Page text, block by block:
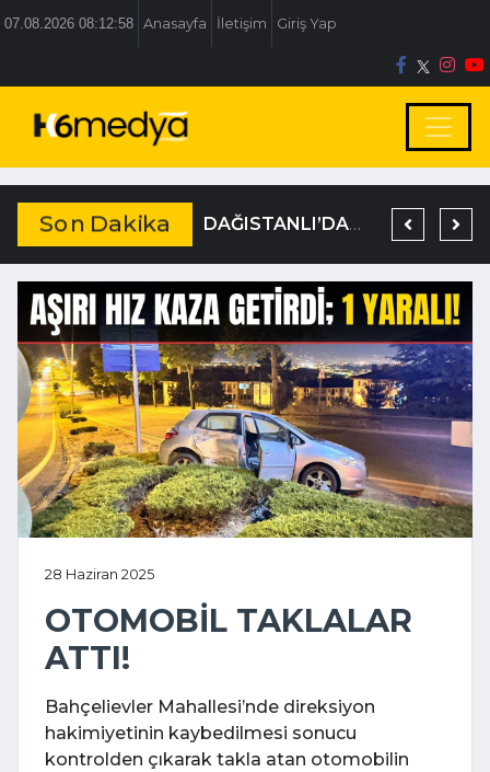
07.08.2026 08:12:59 Anasayfa İletişim Giriş Yap
Son Dakika DAĞISTANLI’DAN, ÖZLÜ’NÜN OTOGAR KARARINA SERT TEPKİ
28 Haziran 2025
OTOMOBİL TAKLALAR
ATTI!
Bahçelievler Mahallesi’nde direksiyon
hakimiyetinin kaybedilmesi sonucu
kontrolden çıkarak takla atan otomobilin